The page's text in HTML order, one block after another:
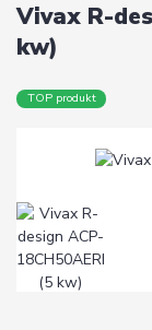
Vivax R-
kw)
TOP produkt